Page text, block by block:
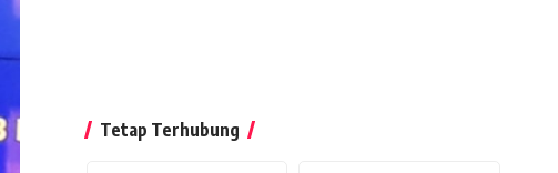
Tetap Terhubung